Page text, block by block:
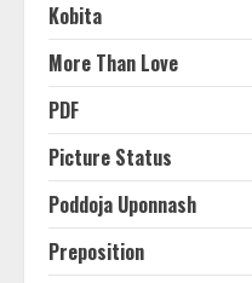
Kobita
More Than Love
PDF
Picture Status
Poddoja Uponnash
Preposition